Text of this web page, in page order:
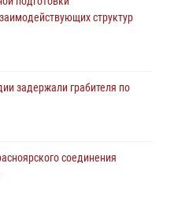
структур
задержали грабителя по
соединения